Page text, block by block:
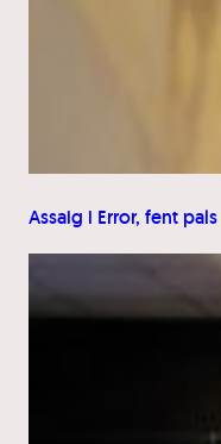
Assaig i Error, fent pals